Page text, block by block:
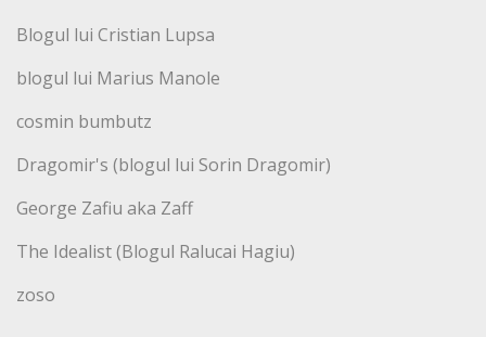
Blogul lui Cristian Lupsa
blogul lui Marius Manole
cosmin bumbutz
Dragomir's (blogul lui Sorin Dragomir)
George Zafiu aka Zaff
The Idealist (Blogul Ralucai Hagiu)
zoso